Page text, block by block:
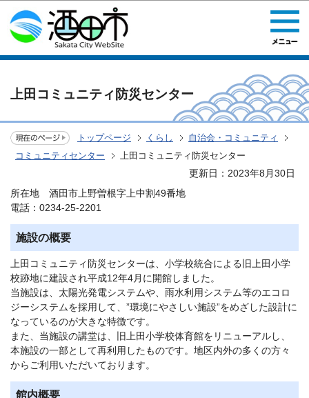
このページの本文へ移動
上田コミュニティ防災センター
トップページ くらし
自治会・コミュニティ
コミュニティセンター
上田コミュニティ防災センター
更新日：2023年8月30日
所在地 酒田市上野曽根字上中割49番地
電話：0234-25-2201
施設の概要
上田コミュニティ防災センターは、小学校統合による旧上田小学
校跡地に建設され平成12年4月に開館しました。
当施設は、太陽光発電システムや、雨水利用システム等のエコロ
ジーシステムを採用して、”環境にやさしい施設”をめざした設計に
なっているのが大きな特徴です。
また、当施設の講堂は、旧上田小学校体育館をリニューアルし、
本施設の一部として再利用したものです。地区内外の多くの方々
からご利用いただいております。
館内概要